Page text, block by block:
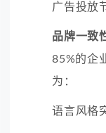
广告投放
品牌一致
85%的企
为：
语言风格